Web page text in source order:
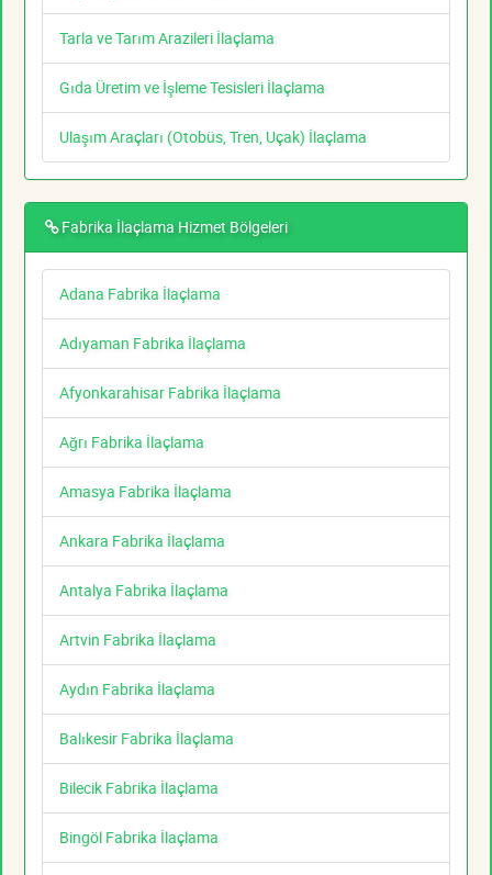
Tarla ve Tarım Arazileri İlaçlama
Gıda Üretim ve İşleme Tesisleri İlaçlama
Ulaşım Araçları (Otobüs, Tren, Uçak) İlaçlama
Fabrika İlaçlama Hizmet Bölgeleri
Adana Fabrika İlaçlama
Adıyaman Fabrika İlaçlama
Afyonkarahisar Fabrika İlaçlama
Ağrı Fabrika İlaçlama
Amasya Fabrika İlaçlama
Ankara Fabrika İlaçlama
Antalya Fabrika İlaçlama
Artvin Fabrika İlaçlama
Aydın Fabrika İlaçlama
Balıkesir Fabrika İlaçlama
Bilecik Fabrika İlaçlama
Bingöl Fabrika İlaçlama